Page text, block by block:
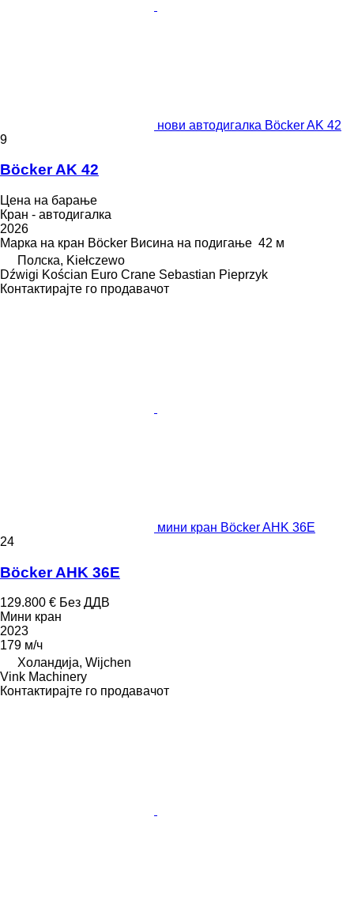
нови автодигалка Böcker AK 42
9
Böcker AK 42
Цена на барање
Кран - автодигалка
2026
Марка на кран Böcker Висина на подигање 42 м
Полска, Kiełczewo
Dźwigi Kościan Euro Crane Sebastian Pieprzyk
Контактирајте го продавачот
мини кран Böcker AHK 36E
24
Böcker AHK 36E
129.800 € Без ДДВ
Мини кран
2023
179 м/ч
Холандија, Wijchen
Vink Machinery
Контактирајте го продавачот